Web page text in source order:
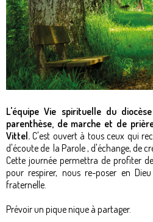
L'équipe Vie spirituelle du
parenthèse, de marche et de
Vittel.C'est ouvert à tous ceux qui
d'écoute de la Parole , d'échange, de
Cette journée permettra de profiter
pour respirer, nous re-poser en
fraternelle.
Prévoir un pique nique à partager.